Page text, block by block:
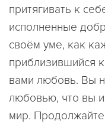
притягивать к
исполненные
своём уме, как
приблизившийся
вами любовь. Вы
любовью, что вы
мир. Продолжайте